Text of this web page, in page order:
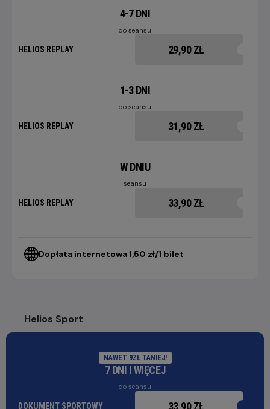
4-7 DNI
do seansu
HELIOS REPLAY 29,90 ZŁ
1-3 DNI
do seansu
HELIOS REPLAY 31,90 ZŁ
W DNIU
seansu
HELIOS REPLAY 33,90 ZŁ
Dopłata internetowa 1,50 zł/1 bilet
Helios Sport
NAWET 9ZŁ TANIEJ!
7 DNI I WIĘCEJ
do seansu
DOKUMENT SPORTOWY 33,90 ZŁ